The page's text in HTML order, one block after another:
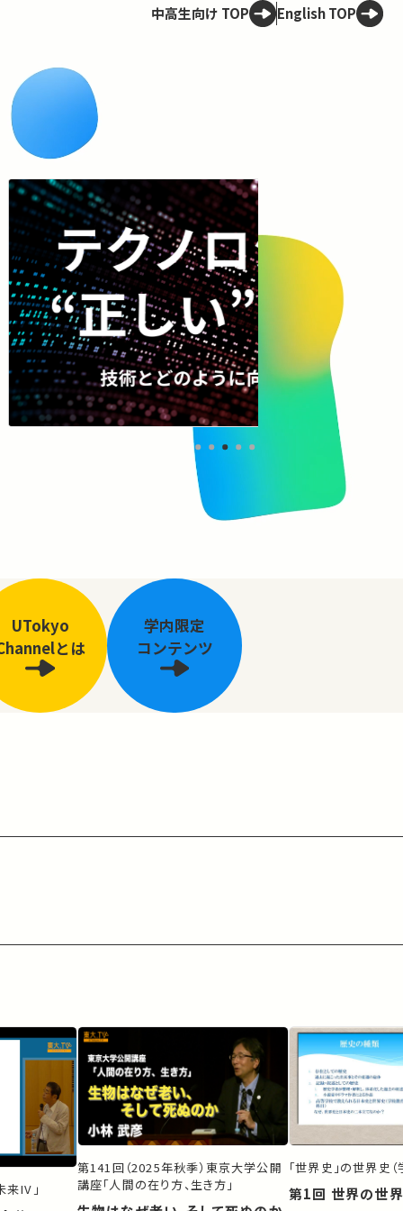
中高生向け TOP English TOP
ける
30年後、世界
問の“悪”、共
問いから、未
コンテンツを見
UTokyo
とは
学内限定
コンテンツ
来IV」
第141回（2025年秋季）東京大学公開
講座「人間の在り方、生き方」
「世界史」の世界史
第1回 世界の世